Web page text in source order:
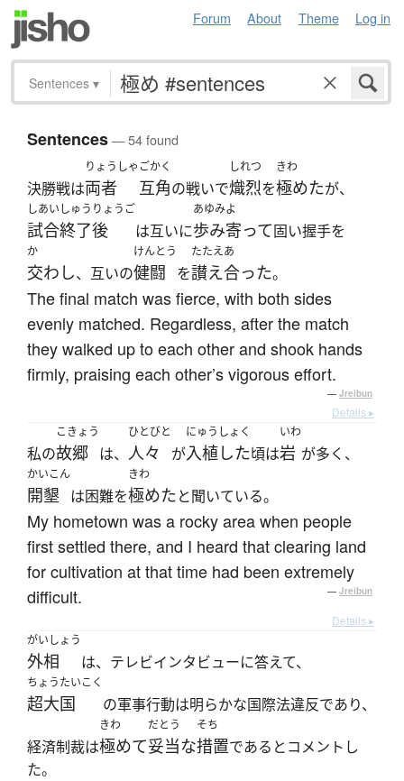
Forum About Theme Log in
Sentences ▾
Sentences— 54 found
決勝戦は
りょうしゃ
両者
ごかく
互角の戦いで
しれつ
熾烈を
きわ
極めたが、
しあい
試合
しゅうりょうご
終了後 は互いに
あゆみよ
歩み寄って固い握手を
か
交わし、互いの
けんとう
健闘 を
たたえあ
讃え合った。
The final match was fierce, with both sides
evenly matched. Regardless, after the match
they walked up to each other and shook hands
firmly, praising each other’s vigorous effort.
— Jreibun
Details ▸
私の
こきょう
故郷 は、
ひとびと
人々 が
にゅうしょく
入植した頃は
いわ
岩 が多く、
かいこん
開墾 は困難を
きわ
極めたと聞いている。
My hometown was a rocky area when people
first settled there, and I heard that clearing land
for cultivation at that time had been extremely
difficult.
— Jreibun
Details ▸
がいしょう
外相 は、テレビインタビューに答えて、
ちょうたいこく
超大国 の軍事行動は明らかな国際法違反であり、
経済制裁は
きわ
極めて
だとう
妥当な
そち
措置であるとコメントし
た。